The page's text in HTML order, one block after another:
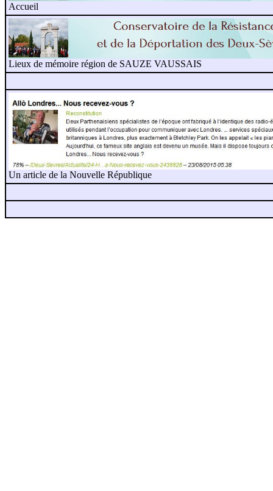
Accueil
Lieux de mémoire région de SAUZE VAUSSAIS
Un article de la Nouvelle République